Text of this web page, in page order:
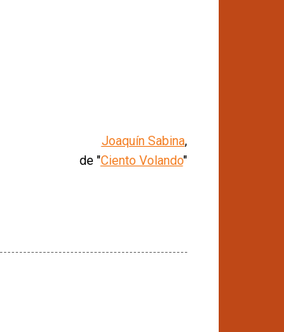
Joaquín Sabina,
de "Ciento Volando"